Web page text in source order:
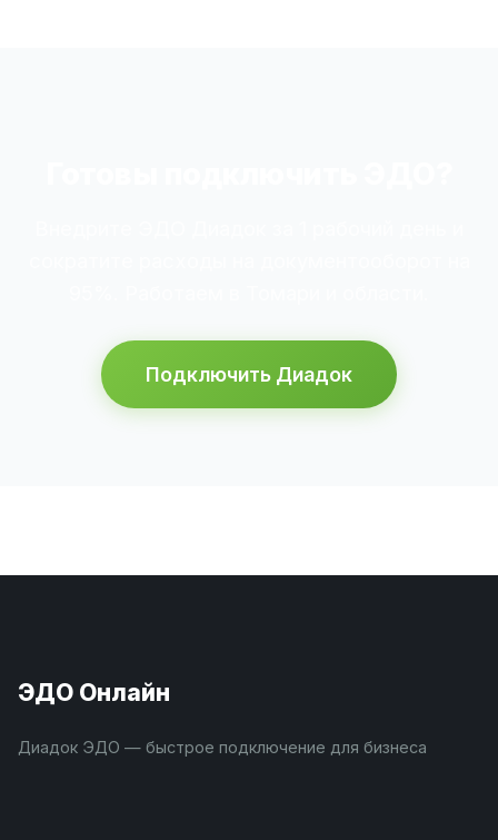
Подключить Диадок
ЭДО Онлайн
Диадок ЭДО — быстрое подключение для бизнеса